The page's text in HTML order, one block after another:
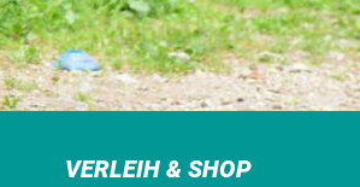
VERLEIH & SHOP